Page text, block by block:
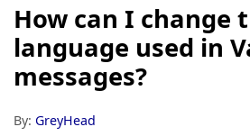
How can I change
language used in
messages?
By: GreyHead